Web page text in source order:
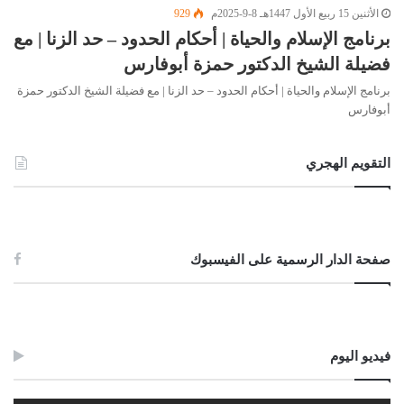
الأثنين 15 ربيع الأول 1447هـ 8-9-2025م 929
برنامج الإسلام والحياة | أحكام الحدود – حد الزنا | مع
فضيلة الشيخ الدكتور حمزة أبوفارس
برنامج الإسلام والحياة | أحكام الحدود – حد الزنا | مع فضيلة الشيخ الدكتور حمزة
أبوفارس
التقويم الهجري
صفحة الدار الرسمية على الفيسبوك
فيديو اليوم